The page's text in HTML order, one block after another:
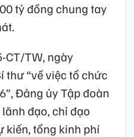
tỷ đồng chung tay
CT/TW, ngày
thư “về việc tổ chức
Đảng ủy Tập đoàn
đạo, chỉ đạo
kiến, tổng kinh phí